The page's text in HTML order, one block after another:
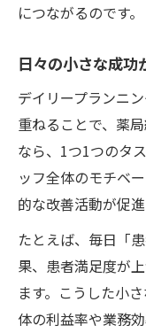
につながるのです。
日々の小さな成功
デイリープランニ
重ねることで、薬
なら、1つ1つのタ
ッフ全体のモチベ
的な改善活動が促進
たとえば、毎日「
果、患者満足度が
ます。こうした小
体の利益率や業務